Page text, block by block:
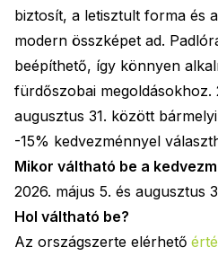
biztosít, a letisztult forma és
modern összképet ad.
beépíthető, így könnyen
fürdőszobai megoldásokhoz.
augusztus 31. között
-15% kedvezménnyel
Mikor váltható be a
2026. május 5. és augusztus
Hol váltható be?
Az országszerte elérhető